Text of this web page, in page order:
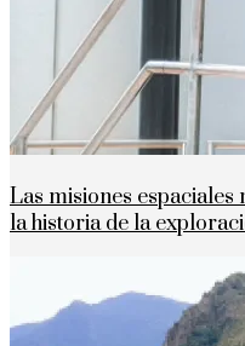
Las misiones espaciales
la historia de la